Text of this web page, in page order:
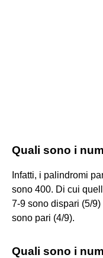
Quali sono i
Infatti, i palindromi
sono 400. Di cui
7-9 sono dispari (5/
sono pari (4/9).
Quali sono i